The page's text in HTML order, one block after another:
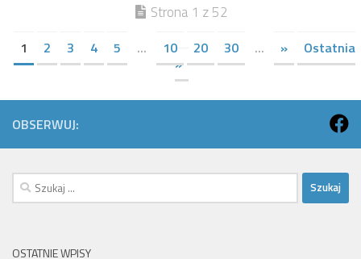
Strona 1 z 52
1 2 3 4 5 ... 10 20 30 ... »
Ostatnia
»
OBSERWUJ:
Szukaj:
OSTATNIE WPISY